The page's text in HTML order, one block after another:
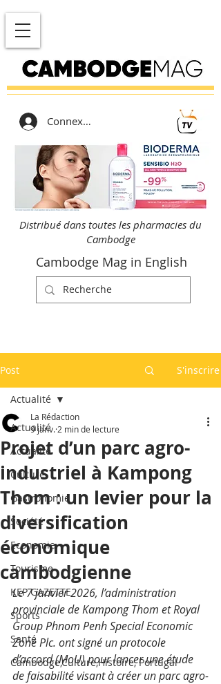
Connexion
Distribué dans toutes les pharmacies du
Cambodge
Cambodge Mag in English
Post S'inscrire
Actualité
Actualité
Culture
Gastronomie
Société
Economie
Tourisme
KEP GAZETTE
Sports
Santé
Cambodge,Culture,Histoire, Portugal
Actualité
Projet d’un parc agro-
industriel à Kampong
Thom : un levier pour la
diversification
économique
cambodgienne
La Rédaction
9 janv. 2 min de lecture
Le 7 janvier 2026, l’administration
provinciale de Kampong Thom et Royal
Group Phnom Penh Special Economic
Zone Plc. ont signé un protocole
d’accord (MoU) pour lancer une étude
de faisabilité visant à créer un parc agro-